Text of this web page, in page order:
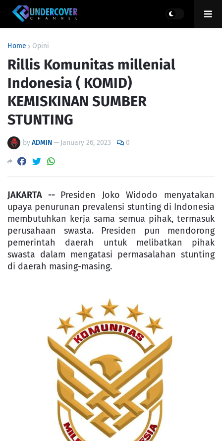
Home Opini
Rillis Komunitas millenial
Indonesia ( KOMID)
KEMISKINAN SUMBER
STUNTING
byADMIN— January 26, 2023 0
JAKARTA -- Presiden Joko Widodo menyatakan
upaya penurunan prevalensi stunting di Indonesia
membutuhkan kerja sama semua pihak, termasuk
perusahaan swasta. Presiden pun mendorong
pemerintah daerah untuk melibatkan pihak
swasta dalam mengatasi permasalahan stunting
di daerah masing-masing.